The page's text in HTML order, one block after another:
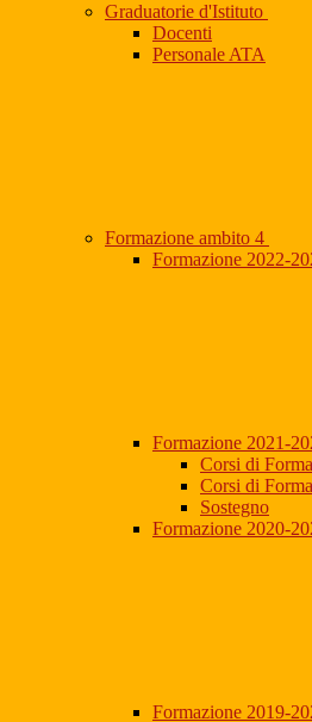
Graduatorie d'Istituto
Docenti
Personale ATA
Formazione ambito 4
Formazione 2022-
Formazione 2021-
Corsi di
Corsi di
Sostegno
Formazione 2020-
Formazione 2019-